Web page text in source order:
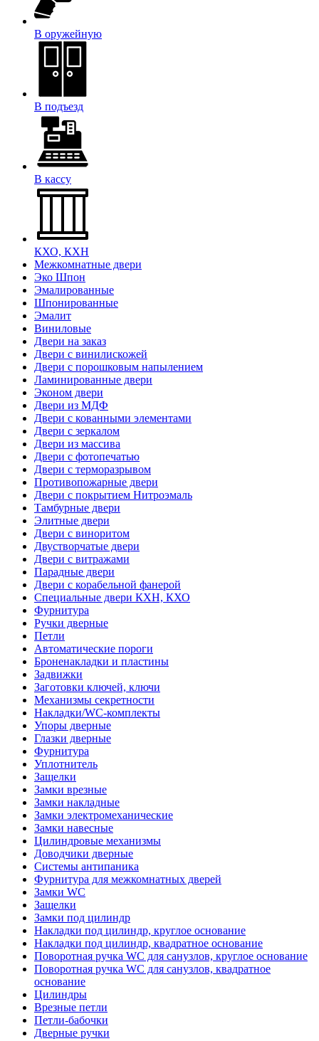
В оружейную
В подъезд
В кассу
КХО, КХН
Межкомнатные двери
Эко Шпон
Эмалированные
Шпонированные
Эмалит
Виниловые
Двери на заказ
Двери с винилискожей
Двери с порошковым напылением
Ламинированные двери
Эконом двери
Двери из МДФ
Двери с кованными элементами
Двери с зеркалом
Двери из массива
Двери с фотопечатью
Двери с терморазрывом
Противопожарные двери
Двери с покрытием Нитроэмаль
Тамбурные двери
Элитные двери
Двери с виноритом
Двустворчатые двери
Двери с витражами
Парадные двери
Двери с корабельной фанерой
Специальные двери КХН, КХО
Фурнитура
Ручки дверные
Петли
Автоматические пороги
Броненакладки и пластины
Задвижки
Заготовки ключей, ключи
Механизмы секретности
Накладки/WC-комплекты
Упоры дверные
Глазки дверные
Фурнитура
Уплотнитель
Защелки
Замки врезные
Замки накладные
Замки электромеханические
Замки навесные
Цилиндровые механизмы
Доводчики дверные
Системы антипаника
Фурнитура для межкомнатных дверей
Замки WC
Защелки
Замки под цилиндр
Накладки под цилиндр, круглое основание
Накладки под цилиндр, квадратное основание
Поворотная ручка WC для санузлов, круглое основание
Поворотная ручка WC для санузлов, квадратное
основание
Цилиндры
Врезные петли
Петли-бабочки
Дверные ручки